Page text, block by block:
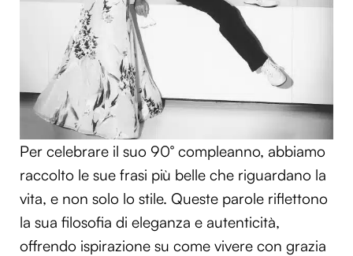
Per celebrare il suo 90° compleanno, abbiamo
raccolto le sue frasi più belle che riguardano la
vita, e non solo lo stile. Queste parole riflettono
la sua filosofia di eleganza e autenticità,
offrendo ispirazione su come vivere con grazia